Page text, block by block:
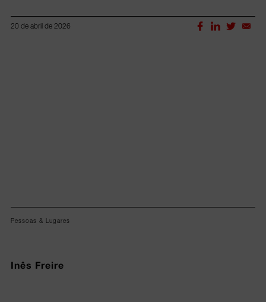
20 de abril de 2026
Pessoas & Lugares
Inês Freire